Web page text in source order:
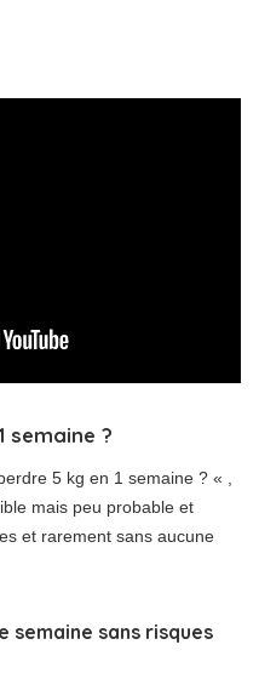
semaine ?
5 kg en 1 semaine ? « ,
mais peu probable et
et rarement sans aucune
semaine sans risques